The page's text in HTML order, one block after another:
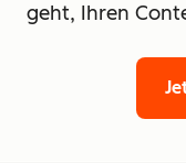
geht, Ihren